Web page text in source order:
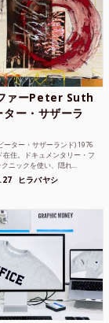
ァーPeter Suth
ー・サザーラ
ター・サザーランド) 1976
在住。ドキュメンタリー・フ
ニックを使い、隠れ...
ヒラバヤシ